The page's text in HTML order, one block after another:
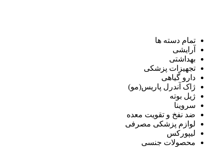
تمام دسته ها
آرایشی
بهداشتی
تجهیزات پزشکی
دارو گیاهی
ژاک آندرل پاریس(مو)
ژیل بوته
سروینا
ضد نفخ و تقویت معده
لوازم پزشکی مصرفی
لیپورکس
محصولات جنسی